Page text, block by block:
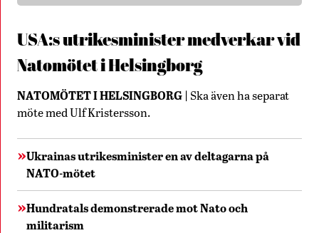
USA:s utrikesminister medverkar vid
Natomötet i Helsingborg
NATOMÖTET I HELSINGBORG Ska även ha separat
möte med Ulf Kristersson.
Ukrainas utrikesminister en av deltagarna på
NATO-mötet
Hundratals demonstrerade mot Nato och
militarism